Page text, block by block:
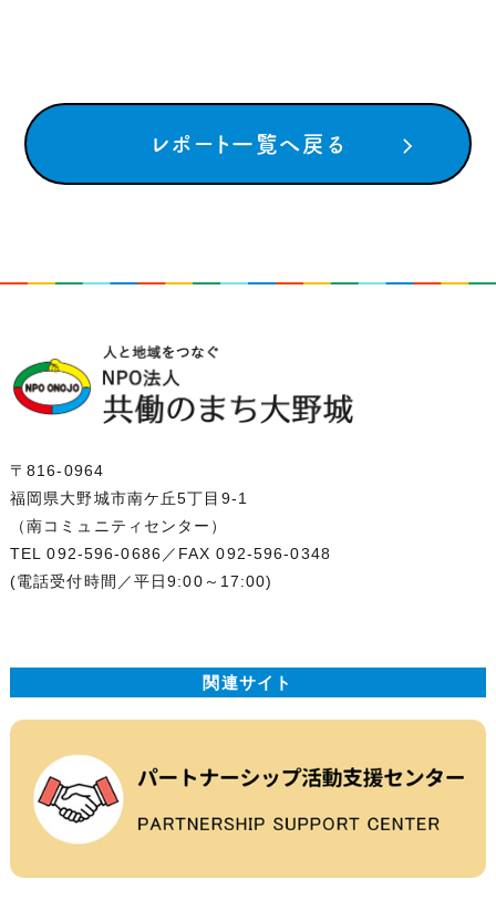
レポート一覧へ戻る
〒816-0964
福岡県大野城市南ケ丘5丁目9-1
（南コミュニティセンター）
TEL 092-596-0686 ／FAX 092-596-0348
(電話受付時間／平日9:00～17:00)
関連サイト